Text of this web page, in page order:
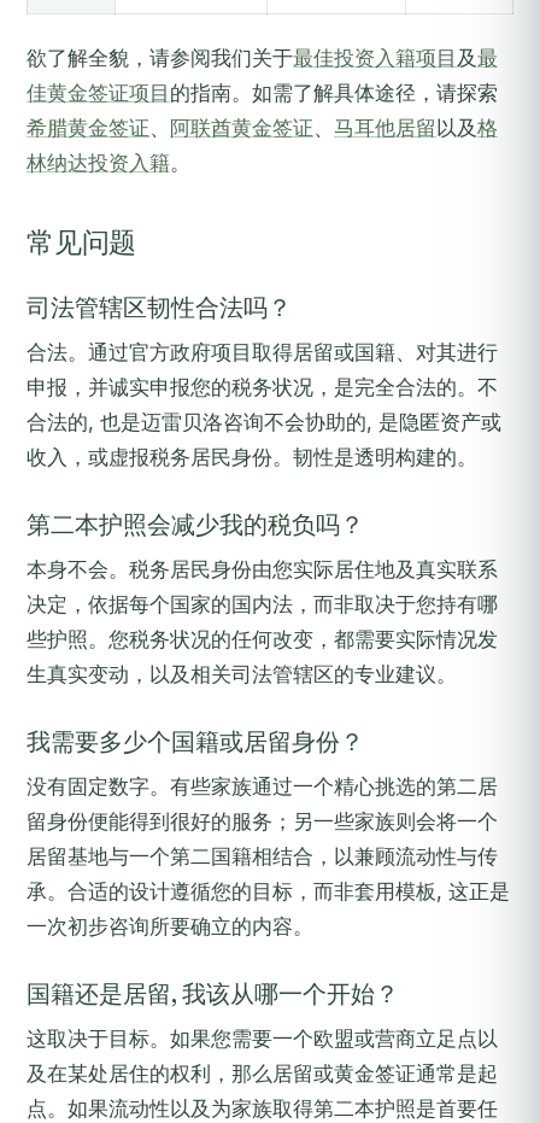
欲了解全貌，请参阅我们关于最佳投资入籍项目 及最
佳黄金签证项目 的指南。如需了解具体途径，请探索
希腊黄金签证、 阿联酋黄金签证、 马耳他居留以及格
林纳达投资入籍。
常见问题
司法管辖区韧性合法吗？
合法。通过官方政府项目取得居留或国籍、对其进行
申报，并诚实申报您的税务状况，是完全合法的。不
合法的, 也是迈雷贝洛咨询不会协助的, 是隐匿资产或
收入，或虚报税务居民身份。韧性是透明构建的。
第二本护照会减少我的税负吗？
本身不会。税务居民身份由您实际居住地及真实联系
决定，依据每个国家的国内法，而非取决于您持有哪
些护照。您税务状况的任何改变，都需要实际情况发
生真实变动，以及相关司法管辖区的专业建议。
我需要多少个国籍或居留身份？
没有固定数字。有些家族通过一个精心挑选的第二居
留身份便能得到很好的服务；另一些家族则会将一个
居留基地与一个第二国籍相结合，以兼顾流动性与传
承。合适的设计遵循您的目标，而非套用模板, 这正是
一次初步咨询所要确立的内容。
国籍还是居留, 我该从哪一个开始？
这取决于目标。如果您需要一个欧盟或营商立足点以
及在某处居住的权利，那么居留或黄金签证通常是起
点。如果流动性以及为家族取得第二本护照是首要任